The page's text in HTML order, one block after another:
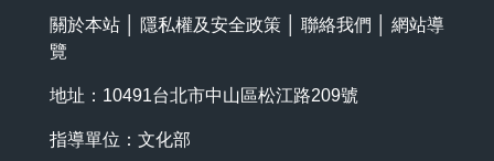
關於本站 隱私權及安全政策 聯絡我們
網站導
覽
地址：10491台北市中山區松江路209號
指導單位：文化部